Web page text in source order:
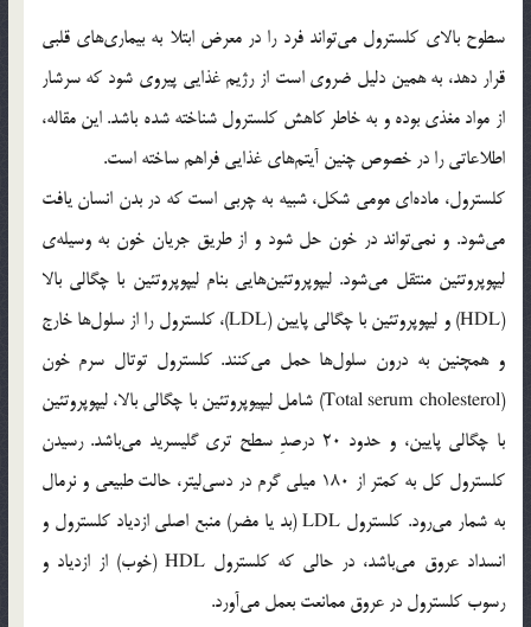
سطوح بالای کلسترول می‌تواند فرد را در معرض ابتلا به بیماری‌های قلبی
قرار دهد، به همین دلیل ضروی است از رژیم غذایی پیروی شود که سرشار
از مواد مغذی بوده و به خاطر کاهش کلسترول شناخته شده‌ باشد. این مقاله،
اطلاعاتی را در خصوص چنین آیتم‌های غذایی فراهم ساخته است.
کلسترول، ماده‌ای مومی شکل، شبیه به چربی است که در بدن انسان یافت
می‌شود. و نمی‌تواند در خون حل شود و از طریق جریان خون به وسیله‌ی
لیپوپروتئین منتقل می‌شود. لیپوپروتئین‌هایی بنام لیپوپروتئین با چگالی بالا
(HDL) و لیپوپروتئین با چگالی پایین (LDL)، کلسترول را از سلول‌ها خارج
و همچنین به درون سلول‌ها حمل می‌کنند. کلسترول توتال سرم خون
(Total serum cholesterol) شامل لیپیوپروتئین با چگالی بالا، لیپوپروتئین
با چگالی پایین، و حدود 20 درصدِ سطح تری گلیسرید می‌باشد. رسیدن
کلسترول کل به کمتر از 180 میلی گرم در دسی‌لیتر، حالت طبیعی و نرمال
به شمار می‌رود. کلسترول LDL (بد یا مضر) منبع اصلی ازدیاد کلسترول و
انسداد عروق می‌باشد، در حالی که کلسترول HDL (خوب) از ازدیاد و
رسوب کلسترول در عروق ممانعت بعمل می‌آورد.